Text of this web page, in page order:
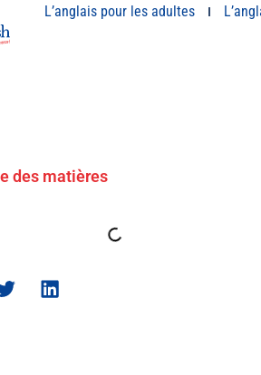
L’anglais pour les adultes
des matières